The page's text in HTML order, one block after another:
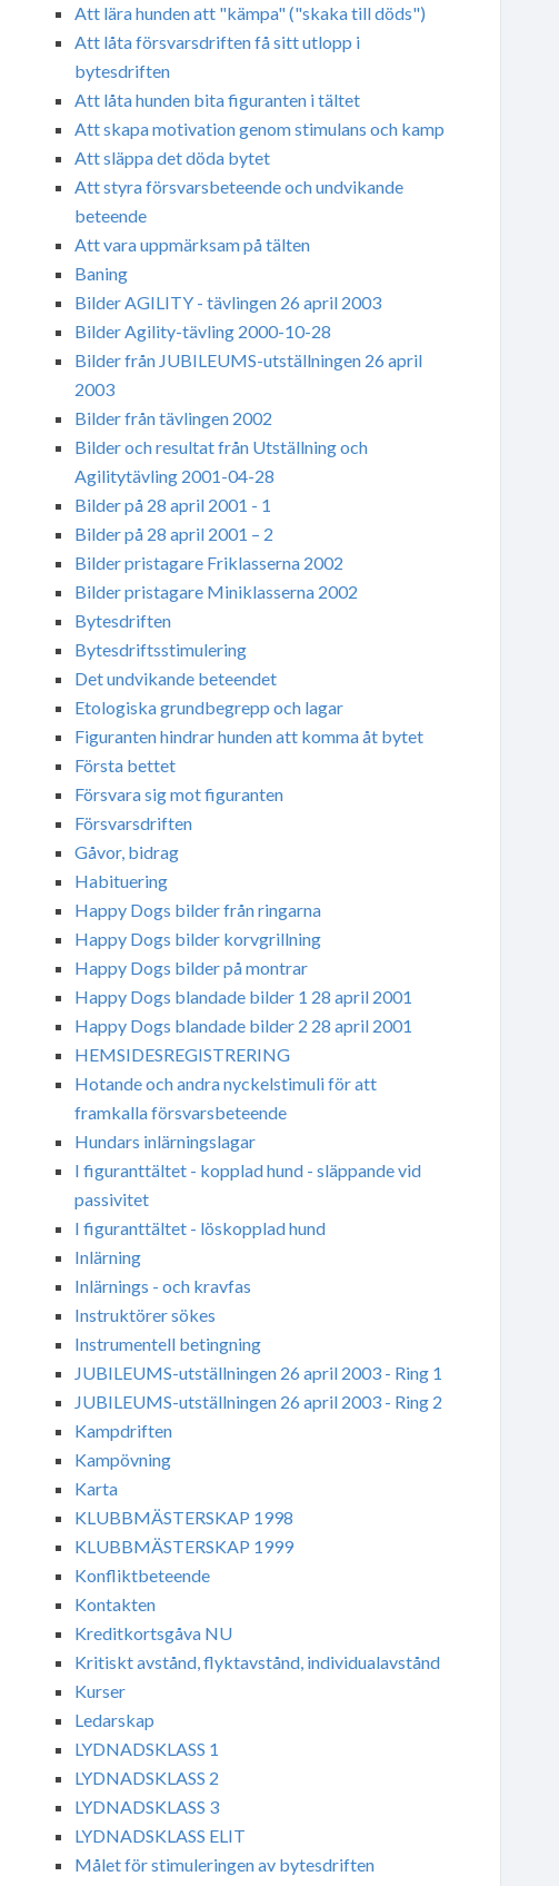
Att lära hunden att "kämpa" ("skaka till döds")
Att låta försvarsdriften få sitt utlopp i
bytesdriften
Att låta hunden bita figuranten i tältet
Att skapa motivation genom stimulans och kamp
Att släppa det döda bytet
Att styra försvarsbeteende och undvikande
beteende
Att vara uppmärksam på tälten
Baning
Bilder AGILITY - tävlingen 26 april 2003
Bilder Agility-tävling 2000-10-28
Bilder från JUBILEUMS-utställningen 26 april
2003
Bilder från tävlingen 2002
Bilder och resultat från Utställning och
Agilitytävling 2001-04-28
Bilder på 28 april 2001 - 1
Bilder på 28 april 2001 – 2
Bilder pristagare Friklasserna 2002
Bilder pristagare Miniklasserna 2002
Bytesdriften
Bytesdriftsstimulering
Det undvikande beteendet
Etologiska grundbegrepp och lagar
Figuranten hindrar hunden att komma åt bytet
Första bettet
Försvara sig mot figuranten
Försvarsdriften
Gåvor, bidrag
Habituering
Happy Dogs bilder från ringarna
Happy Dogs bilder korvgrillning
Happy Dogs bilder på montrar
Happy Dogs blandade bilder 1 28 april 2001
Happy Dogs blandade bilder 2 28 april 2001
HEMSIDESREGISTRERING
Hotande och andra nyckelstimuli för att
framkalla försvarsbeteende
Hundars inlärningslagar
I figuranttältet - kopplad hund - släppande vid
passivitet
I figuranttältet - löskopplad hund
Inlärning
Inlärnings - och kravfas
Instruktörer sökes
Instrumentell betingning
JUBILEUMS-utställningen 26 april 2003 - Ring 1
JUBILEUMS-utställningen 26 april 2003 - Ring 2
Kampdriften
Kampövning
Karta
KLUBBMÄSTERSKAP 1998
KLUBBMÄSTERSKAP 1999
Konfliktbeteende
Kontakten
Kreditkortsgåva NU
Kritiskt avstånd, flyktavstånd, individualavstånd
Kurser
Ledarskap
LYDNADSKLASS 1
LYDNADSKLASS 2
LYDNADSKLASS 3
LYDNADSKLASS ELIT
Målet för stimuleringen av bytesdriften